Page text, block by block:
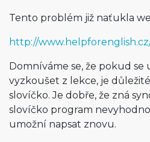
Tento problém již naťukla
http://
Domníváme se, že pokud se
vyzkoušet z lekce, je
slovíčko. Je dobře, že zná
slovíčko program
umožní napsat znovu.